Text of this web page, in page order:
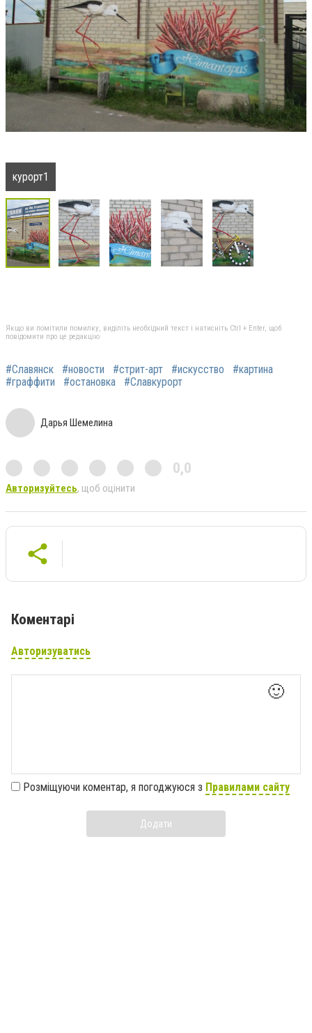
курорт1
Якщо ви помітили помилку, виділіть необхідний текст і натисніть Ctrl + Enter, щоб
повідомити про це редакцію
#Славянск #новости #стрит-арт #искусство
#картина
#граффити
#остановка #Славкурорт
Дарья Шемелина
0,0
Авторизуйтесь, щоб оцінити
Коментарі
Авторизуватись
🙂
Розміщуючи коментар, я погоджуюся з Правилами сайту
Додати